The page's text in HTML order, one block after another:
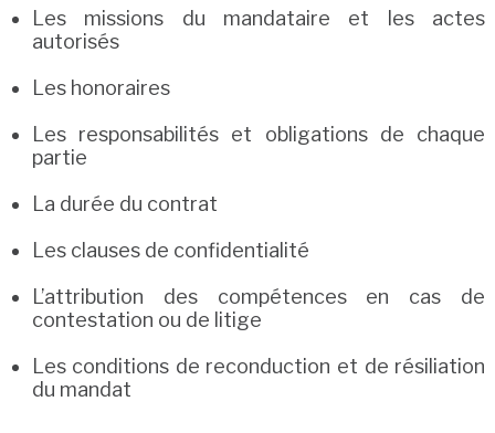
Les missions du mandataire et les actes
autorisés
Les honoraires
Les responsabilités et obligations de chaque
partie
La durée du contrat
Les clauses de confidentialité
L’attribution des compétences en cas de
contestation ou de litige
Les conditions de reconduction et de résiliation
du mandat